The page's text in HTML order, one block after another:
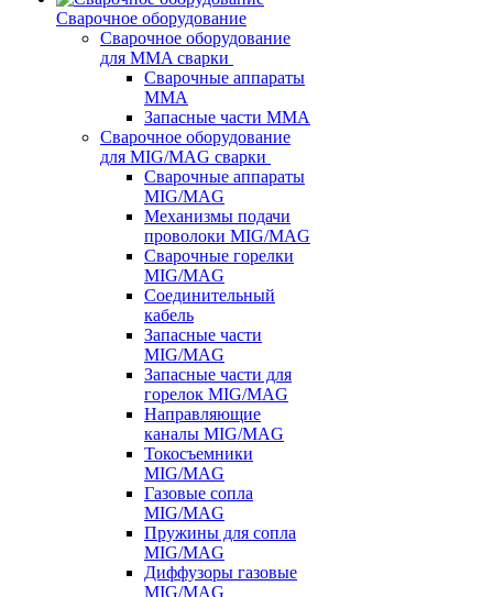
Сварочное оборудование
Сварочное оборудование
для MMA сварки
Сварочные аппараты
MMA
Запасные части MMA
Сварочное оборудование
для MIG/MAG сварки
Сварочные аппараты
MIG/MAG
Механизмы подачи
проволоки MIG/MAG
Сварочные горелки
MIG/MAG
Соединительный
кабель
Запасные части
MIG/MAG
Запасные части для
горелок MIG/MAG
Направляющие
каналы MIG/MAG
Токосъемники
MIG/MAG
Газовые сопла
MIG/MAG
Пружины для сопла
MIG/MAG
Диффузоры газовые
MIG/MAG